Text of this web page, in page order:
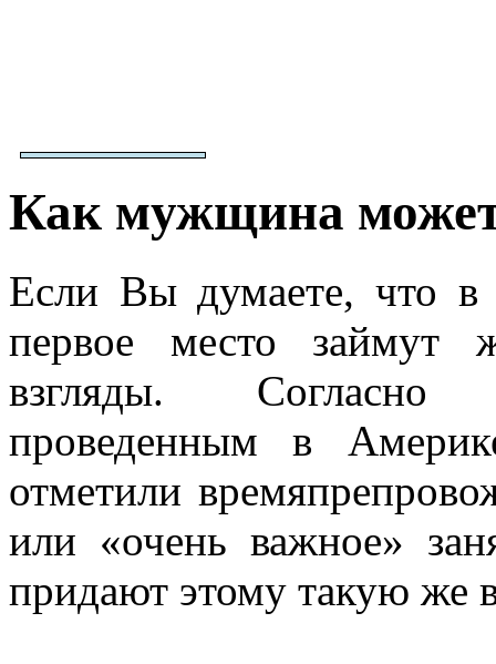
Как мужщина
Если Вы думаете, что в
первое место займут
взгляды. Согласно
проведенным в
отметили
или «очень важное»
придают этому такую же